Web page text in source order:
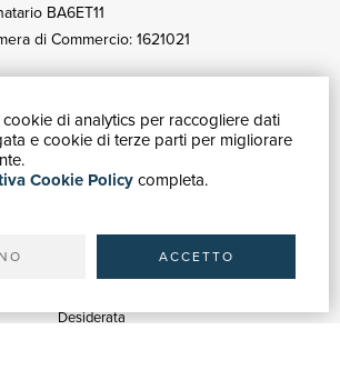
di analytics per raccogliere dati
e cookie di terze parti per migliorare
Cookie Policycompleta.
ACCETTO
BA6ET11
di Commercio: 1621021
GUIDA ACQUISTI
Catalogo
Ricerca avanzata
Spedizioni
Desiderata